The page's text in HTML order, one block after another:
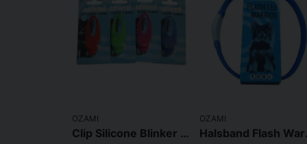
OZAMI
Clip Silicone Blinker Mixade Färger
OZAMI